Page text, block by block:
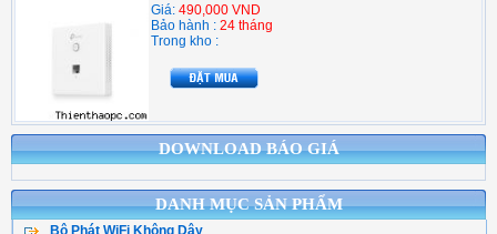
DOWNLOAD BÁO GIÁ
DANH MỤC SẢN PHẨM
Bộ Phát WiFi Không Dây
Giá: 490,000 VND
Bảo hành : 24 tháng
Trong kho :